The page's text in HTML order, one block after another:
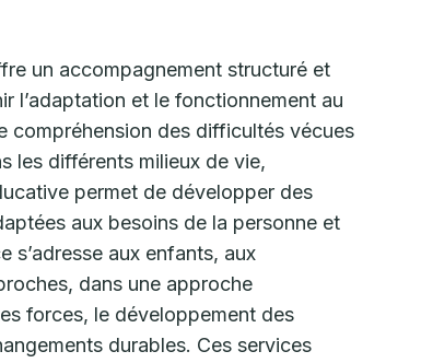
un accompagnement structuré et
l’adaptation et le fonctionnement au
compréhension des difficultés vécues
les différents milieux de vie,
permet de développer des
aux besoins de la personne et
s’adresse aux enfants, aux
dans une approche
forces, le développement des
durables. Ces services